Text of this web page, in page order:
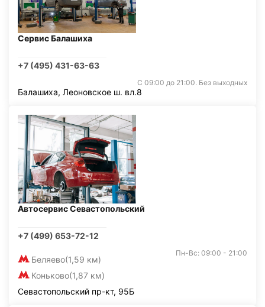
Сервис Балашиха
+7 (495) 431-63-63
С 09:00 до 21:00. Без выходных
Балашиха, Леоновское ш. вл.8
Автосервис Севастопольский
+7 (499) 653-72-12
Беляево(1,59 км)
Коньково(1,87 км)
Пн-Вс: 09:00 - 21:00
Севастопольский пр-кт, 95Б